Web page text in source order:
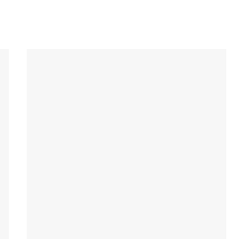
điều kiện ánh sáng yếu hay